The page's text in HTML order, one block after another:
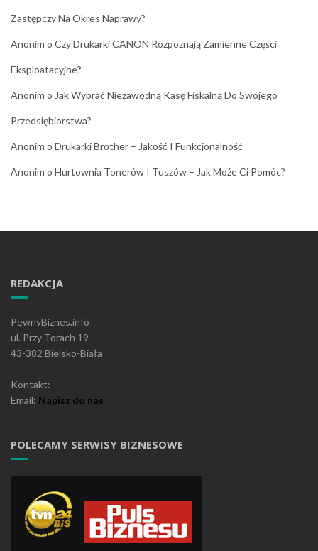
Zastępczy Na Okres Naprawy?
Anonim o Czy Drukarki CANON Rozpoznają Zamienne Części
Eksploatacyjne?
Anonim o Jak Wybrać Niezawodną Kasę Fiskalną Do Swojego
Przedsiębiorstwa?
Anonim o Drukarki Brother – Jakość I Funkcjonalność
Anonim o Hurtownia Tonerów I Tuszów – Jak Może Ci Pomóc?
REDAKCJA
PewnyBiznes.info
ul. Przy Torach 19
43-382 Bielsko-Biała
Kontakt:
Email: Napisz do nas
POLECAMY SERWISY BIZNESOWE